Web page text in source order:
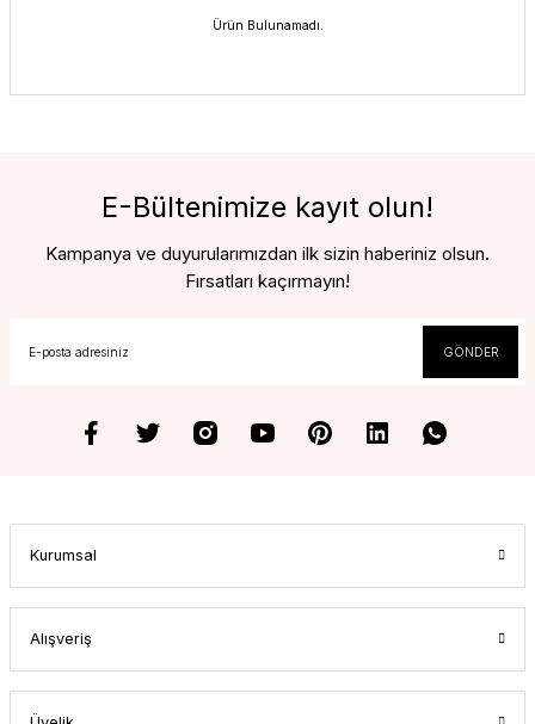
Ürün Bulunamadı.
E-Bültenimize kayıt olun!
Kampanya ve duyurularımızdan ilk sizin haberiniz olsun.
Fırsatları kaçırmayın!
GÖNDER
Kurumsal
Alışveriş